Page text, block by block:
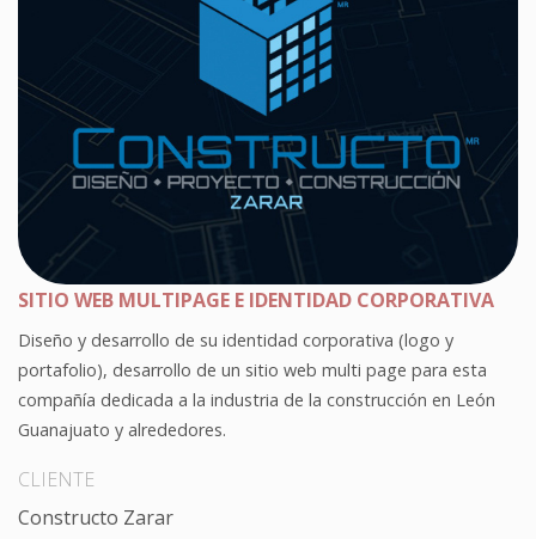
SITIO WEB MULTIPAGE E IDENTIDAD CORPORATIVA
Diseño y desarrollo de su identidad corporativa (logo y
portafolio), desarrollo de un sitio web multi page para esta
compañía dedicada a la industria de la construcción en León
Guanajuato y alrededores.
CLIENTE
Constructo Zarar